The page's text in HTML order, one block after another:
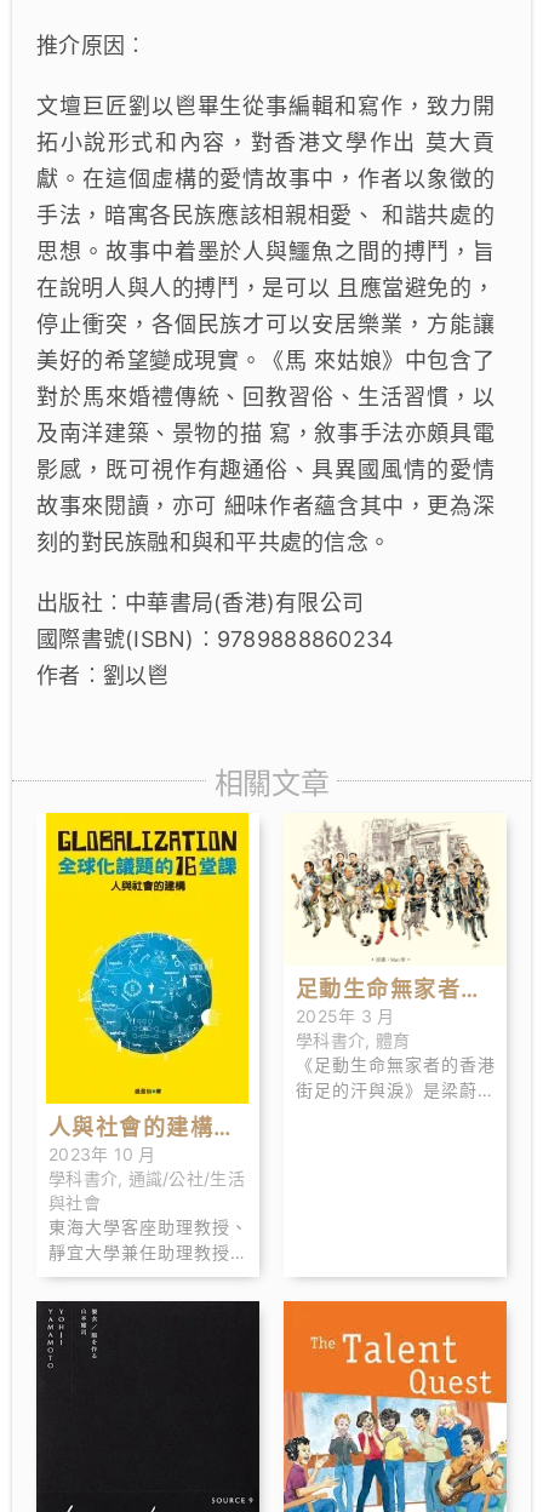
推介原因︰
文壇巨匠劉以鬯畢生從事編輯和寫作，致力開
拓小說形式和內容，對香港文學作出 莫大貢
獻。在這個虛構的愛情故事中，作者以象徵的
手法，暗寓各民族應該相親相愛、 和諧共處的
思想。故事中着墨於人與鱷魚之間的搏鬥，旨
在說明人與人的搏鬥，是可以 且應當避免的，
停止衝突，各個民族才可以安居樂業，方能讓
美好的希望變成現實。《馬 來姑娘》中包含了
對於馬來婚禮傳統、回教習俗、生活習慣，以
及南洋建築、景物的描 寫，敘事手法亦頗具電
影感，既可視作有趣通俗、具異國風情的愛情
故事來閱讀，亦可 細味作者蘊含其中，更為深
刻的對民族融和與和平共處的信念。
出版社︰中華書局(香港)有限公司
國際書號(ISBN)︰9789888860234
作者︰劉以鬯
相關文章
人與社會的建構：
全球化議題的十六
堂課
2023年 10 月
學科書介, 通識/公社/生活
與社會
東海大學客座助理教授、
靜宜大學兼任助理教授、
臺中科技大學兼任助理教
授、中台科技大學兼任助
理教授、中興大學兼任講
師。
足動生命無家者的
香港街足的汗與淚
2025年 3 月
學科書介, 體育
《足動生命無家者的香港
街足的汗與淚》是梁蔚澄
活方式，放棄與傳統社會
結構的聯繫。梁蔚澄細膩
地描繪了他們的生活現
狀、面對的社會歧視和生
存壓力，讓讀者對這些群
體的處境有了更深的理
解。